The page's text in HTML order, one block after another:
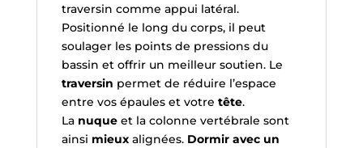
traversin comme appui latéral.
Positionné le long du corps, il peut
soulager les points de pressions du
bassin et offrir un meilleur soutien. Le
traversin permet de réduire l’espace
entre vos épaules et votre tête.
La nuqueet la colonne vertébrale sont
ainsi mieuxalignées. Dormir avec un